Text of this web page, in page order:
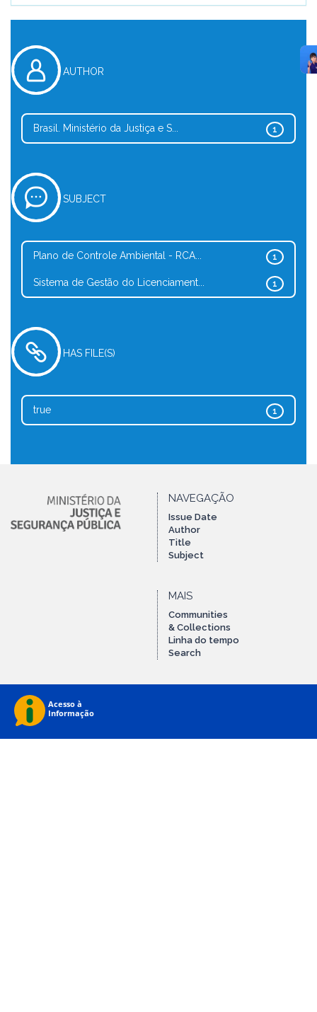
AUTHOR
1
Brasil. Ministério da Justiça e S...
SUBJECT
1
Plano de Controle Ambiental - RCA...
1
Sistema de Gestão do Licenciament...
HAS FILE(S)
1
true
NAVEGAÇÃO
Issue Date
Author
Title
Subject
MAIS
Communities
& Collections
Linha do tempo
Search